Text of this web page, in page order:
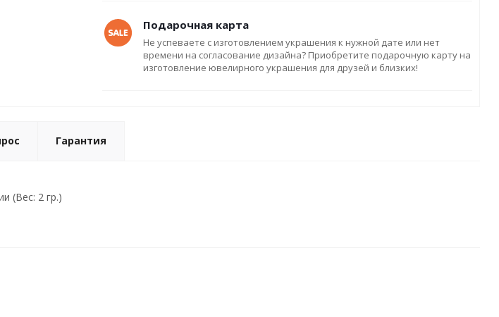
Подарочная карта
Не успеваете с изготовлением украшения к нужной дате или нет
времени на согласование дизайна? Приобретите подарочную карту на
изготовление ювелирного украшения для друзей и близких!
Гарантия
(Вес: 2 гр.)